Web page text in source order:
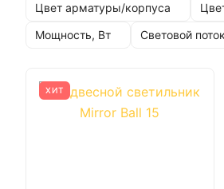
Цвет арматуры/корпуса
Мощность, Вт
Световой
ХИТ